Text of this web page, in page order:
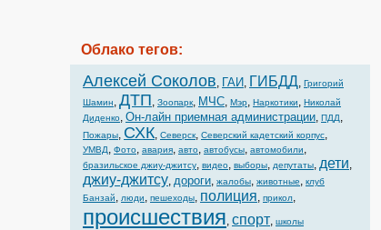
Облако тегов:
Алексей Соколов, ГАИ, ГИБДД, Григорий
Шамин, ДТП, Зоопарк, МЧС, Мэр, Наркотики, Николай
Диденко, Он-лайн приемная администрации, ПДД,
Пожары, СХК, Северск, Северский кадетский корпус,
УМВД, Фото, авария, авто, автобусы, автомобили,
бразильское джиу-джитсу, видео, выборы, депутаты, дети,
джиу-джитсу, дороги, жалобы, животные, клуб
Банзай, люди, пешеходы, полиция, прикол,
происшествия, спорт, школы